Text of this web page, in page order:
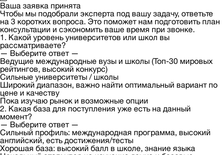
Ваша заявка принята
Чтобы мы подобрали эксперта под вашу задачу, ответьте
на 3 коротких вопроса. Это поможет нам подготовить план
консультации и сэкономить ваше время при звонке.
1. Какой уровень университетов или школ вы
рассматриваете?
— Выберите ответ —
Ведущие международные вузы и школы (Топ-30 мировых
рейтингов, высокий конкурс)
Сильные университеты / школы
Широкий диапазон, важно найти оптимальный вариант по
цене и качеству
Пока изучаю рынок и возможные опции
2. Какая база для поступления уже есть на данный
момент?
— Выберите ответ —
Сильный профиль: международная программа, высокий
английский, есть достижения/тесты
Хорошая база: высокий балл в школе, знание языка